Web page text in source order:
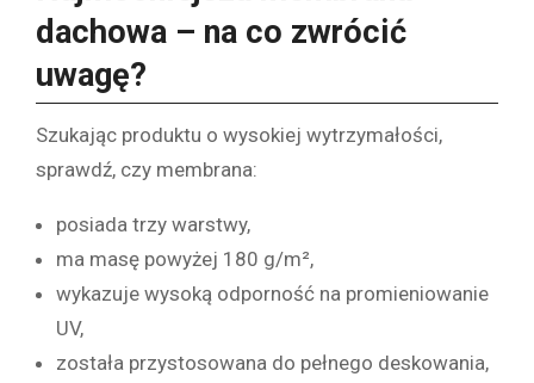
dachowa – na co zwrócić
uwagę?
Szukając produktu o wysokiej wytrzymałości,
sprawdź, czy membrana:
posiada trzy warstwy,
ma masę powyżej 180 g/m²,
wykazuje wysoką odporność na promieniowanie
UV,
została przystosowana do pełnego deskowania,